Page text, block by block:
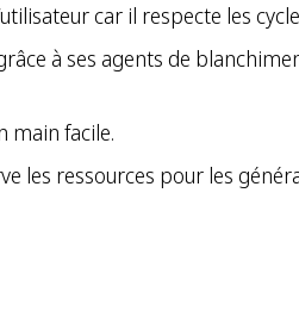
car il respecte les
à ses agents de
main facile.
les ressources pour les